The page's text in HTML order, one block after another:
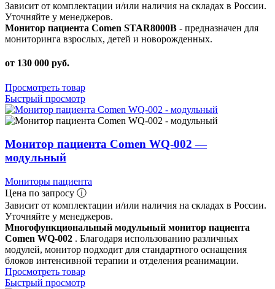
Зависит от комплектации и/или наличия на складах в России.
Уточняйте у менеджеров.
Монитор пациента Comen STAR8000В - предназначен для
мониторинга взрослых, детей и новорожденных.
от 130 000 руб.
Просмотреть товар
Быстрый просмотр
Монитор пациента Comen WQ-002 —
модульный
Мониторы пациента
Цена по запросу ⓘ
Зависит от комплектации и/или наличия на складах в России.
Уточняйте у менеджеров.
Многофункциональный модульный монитор пациента
Comen WQ-002 . Благодаря использованию различных
модулей, монитор подходит для стандартного оснащения
блоков интенсивной терапии и отделения реанимации.
Просмотреть товар
Быстрый просмотр